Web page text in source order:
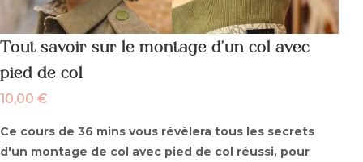
Tout savoir sur le montage d’un col avec
pied de col
10,00 €
Ce cours de 36 mins vous révèlera tous les secrets
d'un montage de col avec pied de col réussi, pour